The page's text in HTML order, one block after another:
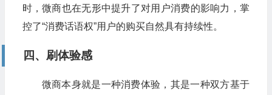
时，微商也在无形中提升了对用户消费的影响力，掌
控了“消费话语权”用户的购买自然具有持续性。
四、刷体验感
微商本身就是一种消费体验，其是一种双方基于